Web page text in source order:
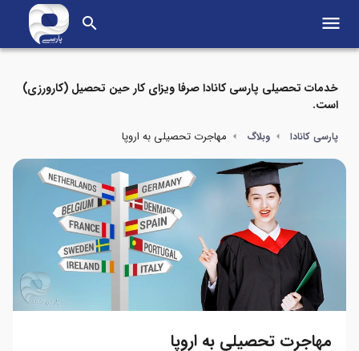
search menu
خدمات تحصیلی پارسی کانادا صرفا ویزای کار حین تحصیل (کارورزی)
است.
پارسی کانادا وبلاگ مهاجرت تحصیلی به اروپا
مهاجرت تحصیلی به اروپا